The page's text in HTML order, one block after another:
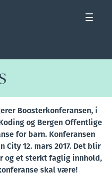
☰
Boosterkonferansen, i
og Bergen Offentlige
for barn. Konferansen
City 12. mars 2017. Det blir
og et sterkt faglig innhold,
skal være!